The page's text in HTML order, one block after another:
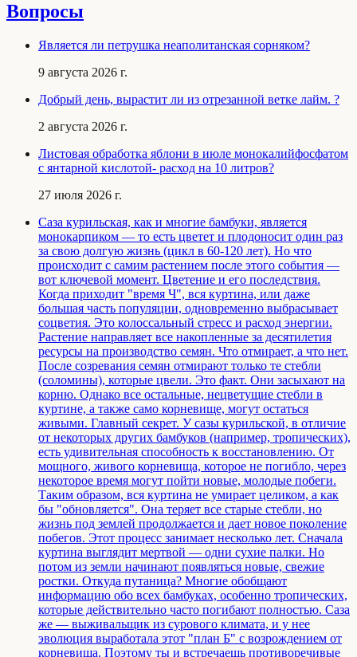
Вопросы
Является ли петрушка неаполитанская сорняком?
9 августа 2026 г.
Добрый день, вырастит ли из отрезанной ветке лайм. ?
2 августа 2026 г.
Листовая обработка яблони в июле монокалийфосфатом
с янтарной кислотой- расход на 10 литров?
27 июля 2026 г.
Саза курильская, как и многие бамбуки, является
монокарпиком — то есть цветет и плодоносит один раз
за свою долгую жизнь (цикл в 60-120 лет). Но что
происходит с самим растением после этого события —
вот ключевой момент. Цветение и его последствия.
Когда приходит "время Ч", вся куртина, или даже
большая часть популяции, одновременно выбрасывает
соцветия. Это колоссальный стресс и расход энергии.
Растение направляет все накопленные за десятилетия
ресурсы на производство семян. Что отмирает, а что нет.
После созревания семян отмирают только те стебли
(соломины), которые цвели. Это факт. Они засыхают на
корню. Однако все остальные, нецветущие стебли в
куртине, а также само корневище, могут остаться
живыми. Главный секрет. У сазы курильской, в отличие
от некоторых других бамбуков (например, тропических),
есть удивительная способность к восстановлению. От
мощного, живого корневища, которое не погибло, через
некоторое время могут пойти новые, молодые побеги.
Таким образом, вся куртина не умирает целиком, а как
бы "обновляется". Она теряет все старые стебли, но
жизнь под землей продолжается и дает новое поколение
побегов. Этот процесс занимает несколько лет. Сначала
куртина выглядит мертвой — одни сухие палки. Но
потом из земли начинают появляться новые, свежие
ростки. Откуда путаница? Многие обобщают
информацию обо всех бамбуках, особенно тропических,
которые действительно часто погибают полностью. Саза
же — выживальщик из сурового климата, и у нее
эволюция выработала этот "план Б" с возрождением от
корневища. Поэтому ты и встречаешь противоречивые